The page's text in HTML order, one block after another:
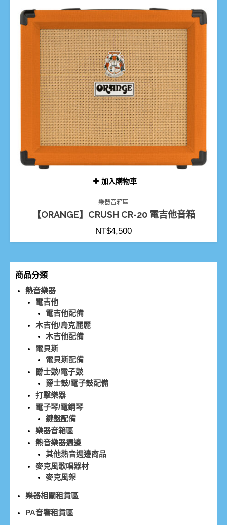
加入購物車
樂器音箱區
【ORANGE】CRUSH CR-20 電吉他音箱
NT$4,500
商品分類
熱音樂器
電吉他
電吉他配備
木吉他/烏克麗麗
木吉他配備
電貝斯
電貝斯配備
爵士鼓/電子鼓
爵士鼓/電子鼓配備
打擊樂器
電子琴/電鋼琴
鍵盤配備
樂器音箱區
熱音樂器週邊
其他熱音週邊商品
麥克風歌唱器材
麥克風架
樂器相關租賃區
PA音響租賃區